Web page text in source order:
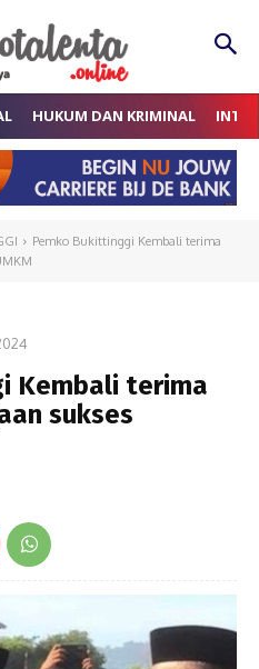
HUKUM DAN KRIMINAL
Pemko Bukittinggi Kembali terima
Kembali terima
sukses